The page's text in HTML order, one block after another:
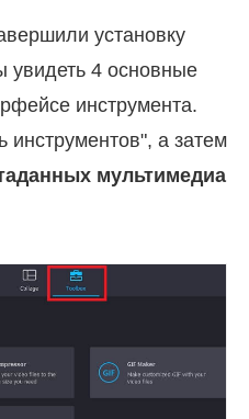
установку
4 основные
инструмента.
инструментов", а затем
мультимедиа